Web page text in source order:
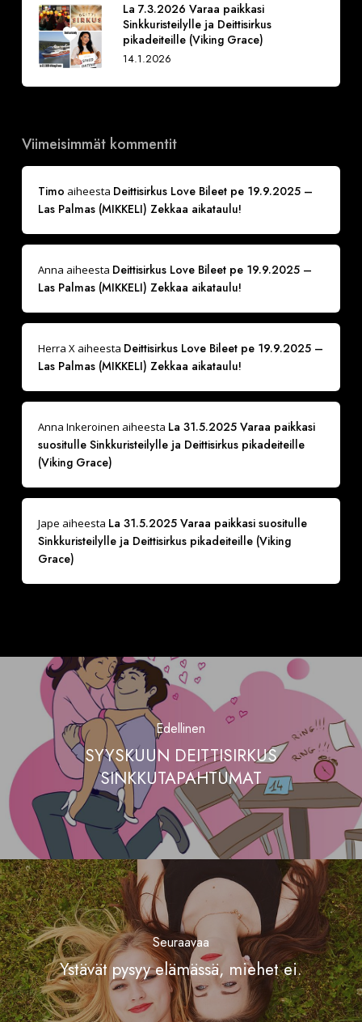
La 7.3.2026 Varaa paikkasi
Sinkkuristeilylle ja Deittisirkus
pikadeiteille (Viking Grace)
14.1.2026
Viimeisimmät kommentit
Timo aiheesta Deittisirkus Love Bileet pe 19.9.2025 –
Las Palmas (MIKKELI) Zekkaa aikataulu!
Anna aiheesta Deittisirkus Love Bileet pe 19.9.2025 –
Las Palmas (MIKKELI) Zekkaa aikataulu!
Herra Xaiheesta Deittisirkus Love Bileet pe 19.9.2025 –
Las Palmas (MIKKELI) Zekkaa aikataulu!
Anna Inkeroinen aiheesta La 31.5.2025 Varaa paikkasi
suositulle Sinkkuristeilylle ja Deittisirkus pikadeiteille
(Viking Grace)
Jape aiheesta La 31.5.2025 Varaa paikkasi suositulle
Sinkkuristeilylle ja Deittisirkus pikadeiteille (Viking
Grace)
Edellinen
SYYSKUUN DEITTISIRKUS
SINKKUTAPAHTUMAT
Seuraavaa
Ystävät pysyy elämässä, miehet ei.